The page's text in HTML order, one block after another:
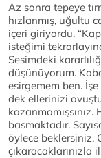
Az sonra tepeye
hızlanmış, uğultu
içeri giriyordu.
isteğimi
Sesimdeki
düşünüyorum.
esirgemem ben.
dek ellerinizi
basmaktadır.
öylece beklersiniz.